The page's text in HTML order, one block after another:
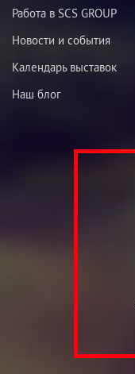
Работа в SCS GROUP
Новости и события
Календарь выставок
Наш блог